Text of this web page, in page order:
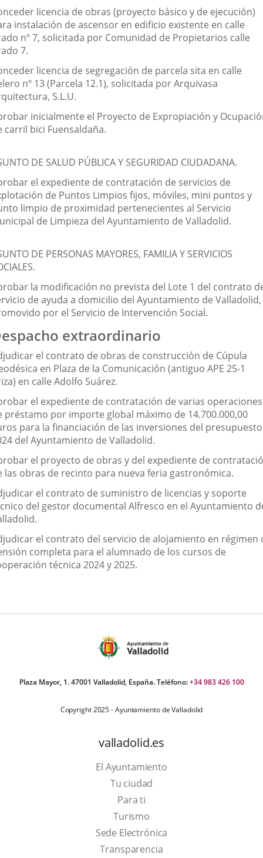
licencia de obras (proyecto básico y de ejecución)
instalación de ascensor en edificio existente en calle
nº 7, solicitada por Comunidad de Propietarios calle
7.
licencia de segregación de parcela sita en calle
nº 13 (Parcela 12.1), solicitada por Arquivasa
S.L.U.
inicialmente el Proyecto de Expropiación y
carril bici Fuensaldaña.
DE SALUD PÚBLICA Y SEGURIDAD CIUDADANA.
el expediente de contratación de servicios de
de Puntos Limpios fijos, móviles, mini puntos y
limpio de proximidad pertenecientes al Servicio
de Limpieza del Ayuntamiento de Valladolid.
DE PERSONAS MAYORES, FAMILIA Y SERVICIOS
la modificación no prevista del Lote 1 del contrato
de ayuda a domicilio del Ayuntamiento de Valladolid,
por el Servicio de Intervención Social.
extraordinario
el contrato de obras de construcción de Cúpula
en Plaza de la Comunicación (antiguo APE 25-1
en calle Adolfo Suárez.
el expediente de contratación de varias operaciones
préstamo por importe global máximo de 14.700.000,00
para la financiación de las inversiones del presupuesto
del Ayuntamiento de Valladolid.
el proyecto de obras y del expediente de
las obras de recinto para nueva feria gastronómica.
el contrato de suministro de licencias y soporte
del gestor documental Alfresco en el Ayuntamiento
el contrato del servicio de alojamiento en régimen
completa para el alumnado de los cursos de
técnica 2024 y 2025.
Plaza Mayor, 1. 47001 Valladolid, España. Teléfono:+34 983 426 100
Copyright 2025 - Ayuntamiento de Valladolid
valladolid.es
El Ayuntamiento
Tu ciudad
Para ti
TurismoThis
link
will
Sede Electrónica
Transparencia